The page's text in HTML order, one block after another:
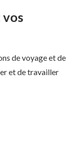
vos
de voyage et de
et de travailler